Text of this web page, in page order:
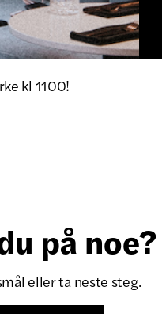
kl 1100!
på noe?
eller ta neste steg.